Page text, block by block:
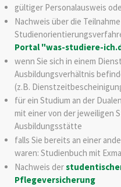
gültiger Personalausweis
Nachweis über die
Portal "was-studiere-
wenn Sie sich in einem
Ausbildungsverhältnis
(z.B.
für ein Studium an der
mit einer von der jeweiligen
Ausbildungsstätte
falls Sie bereits an einer
waren: Studienbuch mit
Nachweis der
Pflegeversicherung